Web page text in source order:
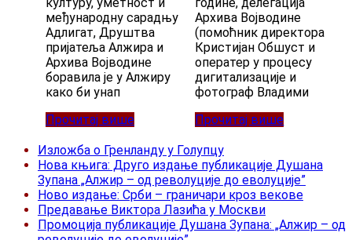
међународну сарадњу
Адлигат, Друштва
пријатеља Алжира и
Архива Војводине
боравила је у Алжиру
како би унап
Прочитај више
Архива Војводине
(помоћник директора
Кристијан Обшуст и
оператер у процесу
дигитализације и
фотограф Владими
Прочитај више
Изложба о Гренланду у Голупцу
Нова књига: Друго издање публикације Душана
Зупана „Алжир – од револуције до еволуције”
Ново издање: Срби – граничари кроз векове
Предавање Виктора Лазића у Москви
Промоција публикације Душана Зупана: „Алжир – од